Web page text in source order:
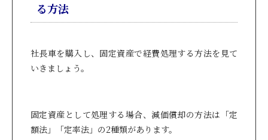
る方法
社長車を購入し、固定資産で経費処理する方法を見て
いきましょう。
固定資産として処理する場合、減価償却の方法は「定
額法」「定率法」の2種類があります。